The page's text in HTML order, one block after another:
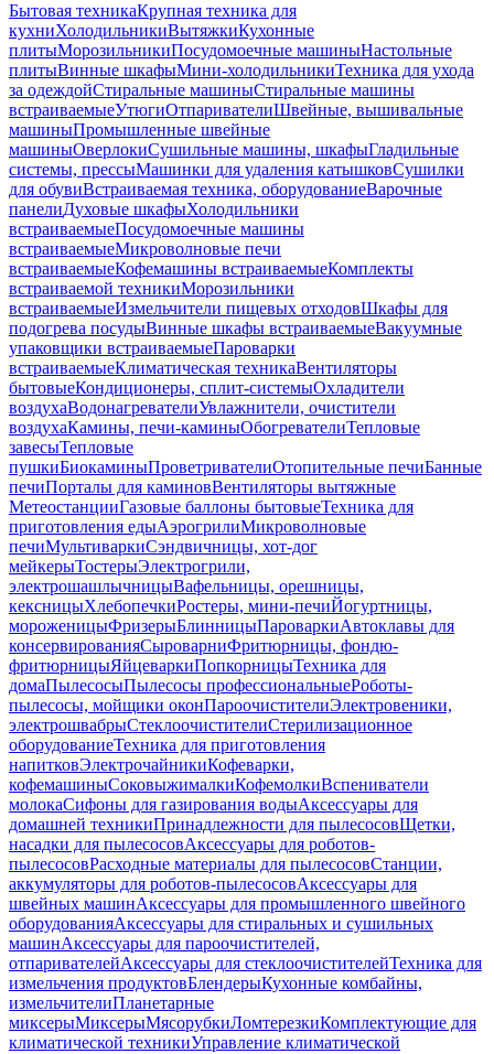
Бытовая техникаКрупная техника для
кухниХолодильникиВытяжкиКухонные
плитыМорозильникиПосудомоечные машиныНастольные
плитыВинные шкафыМини-холодильникиТехника для ухода
за одеждойСтиральные машиныСтиральные машины
встраиваемыеУтюгиОтпаривателиШвейные, вышивальные
машиныПромышленные швейные
машиныОверлокиСушильные машины, шкафыГладильные
системы, прессыМашинки для удаления катышковСушилки
для обувиВстраиваемая техника, оборудованиеВарочные
панелиДуховые шкафыХолодильники
встраиваемыеПосудомоечные машины
встраиваемыеМикроволновые печи
встраиваемыеКофемашины встраиваемыеКомплекты
встраиваемой техникиМорозильники
встраиваемыеИзмельчители пищевых отходовШкафы для
подогрева посудыВинные шкафы встраиваемыеВакуумные
упаковщики встраиваемыеПароварки
встраиваемыеКлиматическая техникаВентиляторы
бытовыеКондиционеры, сплит-системыОхладители
воздухаВодонагревателиУвлажнители, очистители
воздухаКамины, печи-каминыОбогревателиТепловые
завесыТепловые
пушкиБиокаминыПроветривателиОтопительные печиБанные
печиПорталы для каминовВентиляторы вытяжные
МетеостанцииГазовые баллоны бытовыеТехника для
приготовления едыАэрогрилиМикроволновые
печиМультиваркиСэндвичницы, хот-дог
мейкерыТостерыЭлектрогрили,
электрошашлычницыВафельницы, орешницы,
кексницыХлебопечкиРостеры, мини-печиЙогуртницы,
мороженицыФризерыБлинницыПароваркиАвтоклавы для
консервированияСыроварниФритюрницы, фондю-
фритюрницыЯйцеваркиПопкорницыТехника для
домаПылесосыПылесосы профессиональныеРоботы-
пылесосы, мойщики оконПароочистителиЭлектровеники,
электрошвабрыСтеклоочистителиСтерилизационное
оборудованиеТехника для приготовления
напитковЭлектрочайникиКофеварки,
кофемашиныСоковыжималкиКофемолкиВспениватели
молокаСифоны для газирования водыАксессуары для
домашней техникиПринадлежности для пылесосовЩетки,
насадки для пылесосовАксессуары для роботов-
пылесосовРасходные материалы для пылесосовСтанции,
аккумуляторы для роботов-пылесосовАксессуары для
швейных машинАксессуары для промышленного швейного
оборудованияАксессуары для стиральных и сушильных
машинАксессуары для пароочистителей,
отпаривателейАксессуары для стеклоочистителейТехника для
измельчения продуктовБлендерыКухонные комбайны,
измельчителиПланетарные
миксерыМиксерыМясорубкиЛомтерезкиКомплектующие для
климатической техникиУправление климатической